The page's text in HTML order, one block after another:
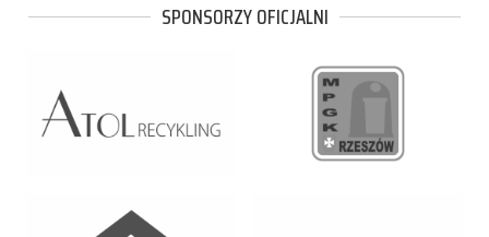
SPONSORZY OFICJALNI